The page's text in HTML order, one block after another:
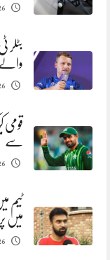
والے
قومی
سے
ٹیم
میں